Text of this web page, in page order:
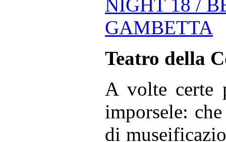
Teatro della
A volte certe
imporsele:
di